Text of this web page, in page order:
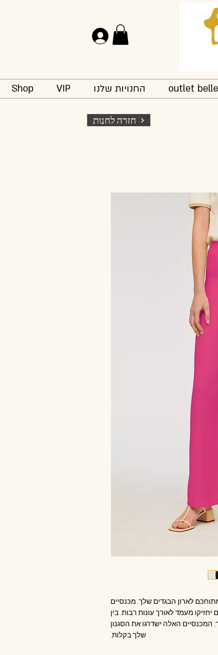
outlet החנויות שלנו VIP
Shop
חזרה לחנות
לארון הבגדים שלך. מכנסיים
מעמד לאורך עונות רבות. בין
המכנסיים האלה ישדרגו את הסגנון
שלך בקלות.